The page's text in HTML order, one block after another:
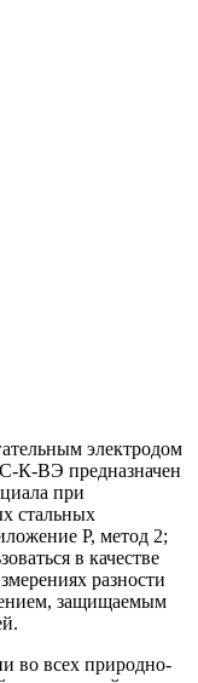
электродом
К-ВЭ предназначен
при
стальных
Р, метод 2;
в качестве
разности
защищаемым
во всех природно-